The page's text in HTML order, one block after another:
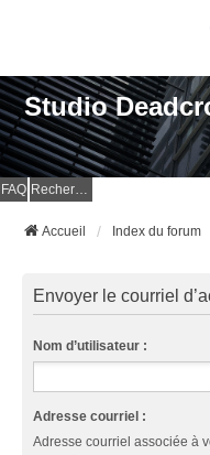
Studio
FAQ Rechercher
Accueil Index du forum
Envoyer le courriel
Nom d’utilisateur :
Adresse courriel :
Adresse courriel associée à